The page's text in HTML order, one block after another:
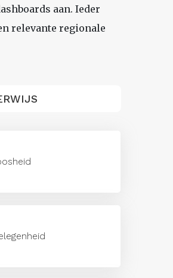
aan. Ieder
relevante regionale